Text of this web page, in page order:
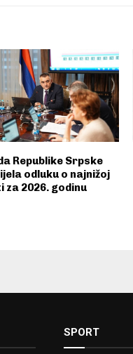
Republike Srpske
odluku o najnižoj
za 2026. godinu
SPORT